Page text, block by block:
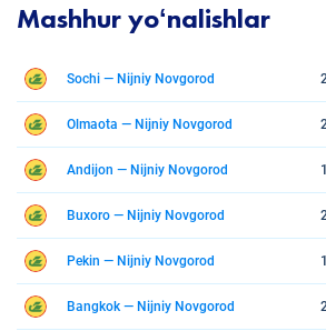
Mashhur yoʻnalishlar
Sochi — Nijniy Novgorod
Olmaota — Nijniy Novgorod
Andijon — Nijniy Novgorod
Buxoro — Nijniy Novgorod
Pekin — Nijniy Novgorod
Bangkok — Nijniy Novgorod